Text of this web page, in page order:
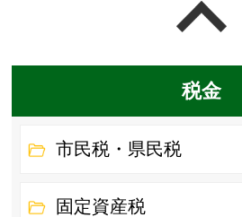
税金
市民税・県民税
固定資産税